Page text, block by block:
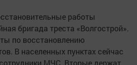
работы
бригада треста «Волгострой».
по восстановлению
В населенных пунктах сейчас